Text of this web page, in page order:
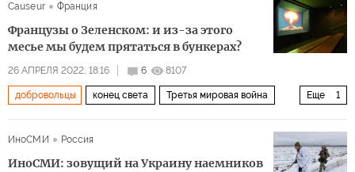
Causeur Франция
Французы о Зеленском: и из-за этого
месье мы будем прятаться в бункерах?
26 АПРЕЛЯ 2022, 18:16 6 8107
Еще 1
добровольцы конец света Третья мировая война
ИноСМИ
Россия
ИноСМИ: зовущий на Украину наемников